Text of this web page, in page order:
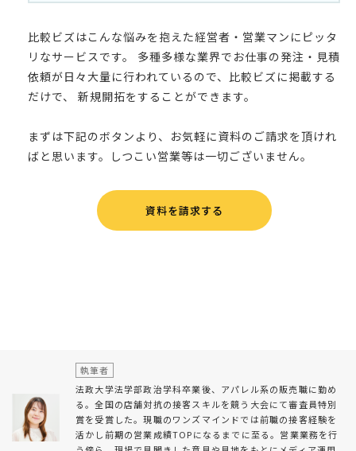
比較ビズはこんな悩みを抱えた経営者・営業マンにピッタ
リなサービスです。 多種多様な業界でお仕事の発注・見積
依頼が日々大量に行われているので、比較ビズに掲載する
だけで、 新規開拓をすることができます。
まずは下記のボタンより、お気軽に資料のご請求を頂けれ
ばと思います。しつこい営業等は一切ございません。
資料を請求する
執筆者
法政大学法学部政治学科卒業後、アパレル系の販売職に勤め
る。全国の店舗対抗の接客スキルを競う大会にて審査員特別
賞を受賞した。現職のワンズマインドでは前職の接客経験を
活かし前期の営業成績TOPになるまでに至る。営業業務を行